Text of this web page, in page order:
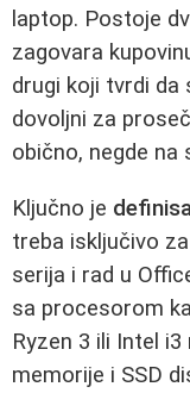
laptop. Postoje
zagovara
drugi koji tvrdi da
dovoljni za
obično, negde na
Ključno je
treba isključivo
serija i rad u
sa procesorom
Ryzen 3 ili Intel i3
memorije i SSD